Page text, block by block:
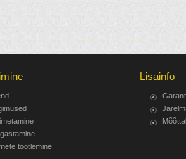
töötlemine
Lisainfo